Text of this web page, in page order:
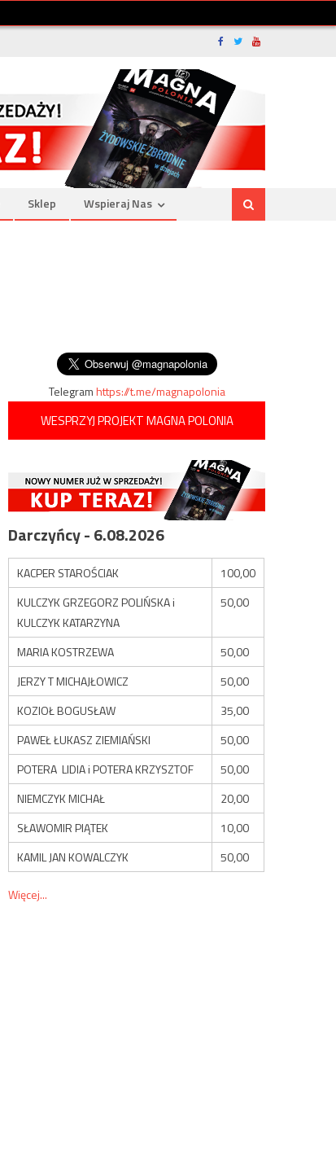
Sklep Wspieraj Nas
Telegramhttps://t.me/magnapolonia
WESPRZYJ PROJEKT MAGNA POLONIA
Darczyńcy - 6.08.2026
KACPER STAROŚCIAK
100,00
KULCZYK GRZEGORZ POLIŃSKA i
KULCZYK KATARZYNA
50,00
MARIA KOSTRZEWA
50,00
JERZY T MICHAJŁOWICZ
50,00
KOZIOŁ BOGUSŁAW
35,00
PAWEŁ ŁUKASZ ZIEMIAŃSKI
50,00
POTERA LIDIA i POTERA KRZYSZTOF
50,00
NIEMCZYK MICHAŁ
20,00
SŁAWOMIR PIĄTEK
10,00
KAMIL JAN KOWALCZYK
50,00
Więcej...